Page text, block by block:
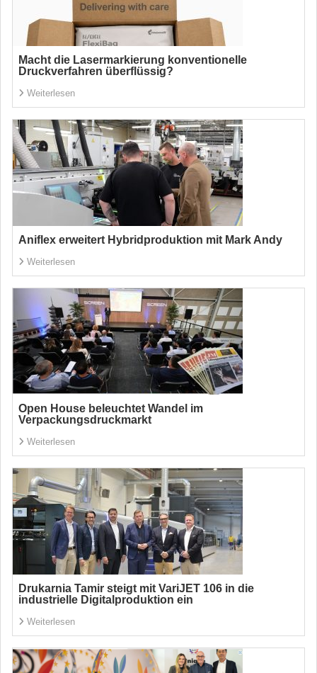
Macht die Lasermarkierung konventionelle
Druckverfahren überflüssig?
Weiterlesen
Aniflex erweitert Hybridproduktion mit Mark Andy
Weiterlesen
Open House beleuchtet Wandel im
Verpackungsdruckmarkt
Weiterlesen
Drukarnia Tamir steigt mit VariJET 106 in die
industrielle Digitalproduktion ein
Weiterlesen